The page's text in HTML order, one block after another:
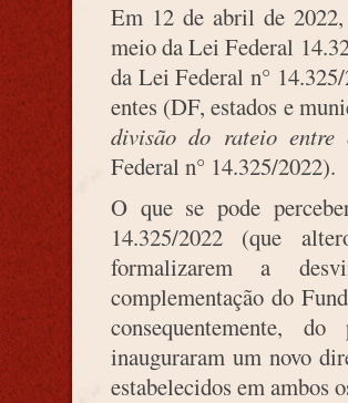
Em 12 de abril de
meio da Lei Federal
da Lei Federal n°
entes (DF, estados e
divisão do rateio entre
Federal n° 14.325/2022).
O que se pode
14.325/2022 (que
formalizarem a
complementação do
consequentemente,
inauguraram um novo
estabelecidos em ambos